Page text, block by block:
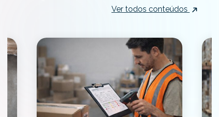
Ver todos conteúdos